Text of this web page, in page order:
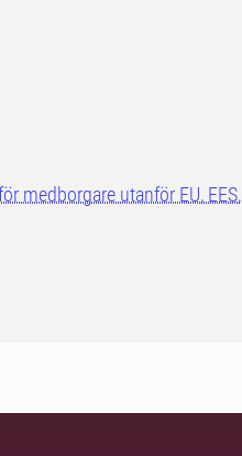
medborgare utanför EU, EES,